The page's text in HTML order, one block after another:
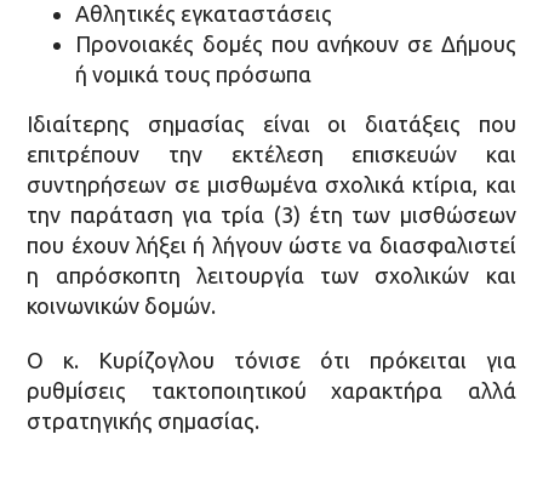
Αθλητικές εγκαταστάσεις
Προνοιακές δομές που ανήκουν σε Δήμους
ή νομικά τους πρόσωπα
Ιδιαίτερης σημασίας είναι οι διατάξεις που
επιτρέπουν την εκτέλεση επισκευών και
συντηρήσεων σε μισθωμένα σχολικά κτίρια, και
την παράταση για τρία (3) έτη των μισθώσεων
που έχουν λήξει ή λήγουν ώστε να διασφαλιστεί
η απρόσκοπτη λειτουργία των σχολικών και
κοινωνικών δομών.
Ο κ. Κυρίζογλου τόνισε ότι πρόκειται για
ρυθμίσεις τακτοποιητικού χαρακτήρα αλλά
στρατηγικής σημασίας.